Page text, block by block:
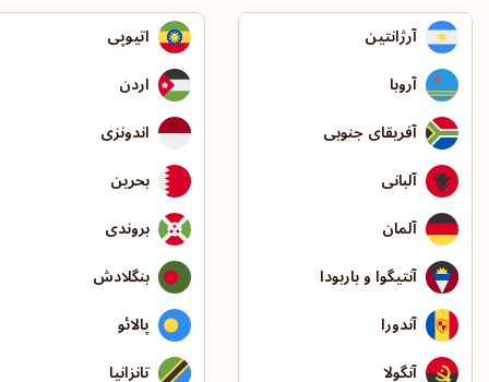
آرژانتین
آروبا
آفریقای جنوبی
آلبانی
آلمان
آنتیگوا و باربودا
آندورا
آنگولا
اتیوپی
اردن
اندونزی
بحرین
بروندی
بنگلادش
پالائو
تانزانیا